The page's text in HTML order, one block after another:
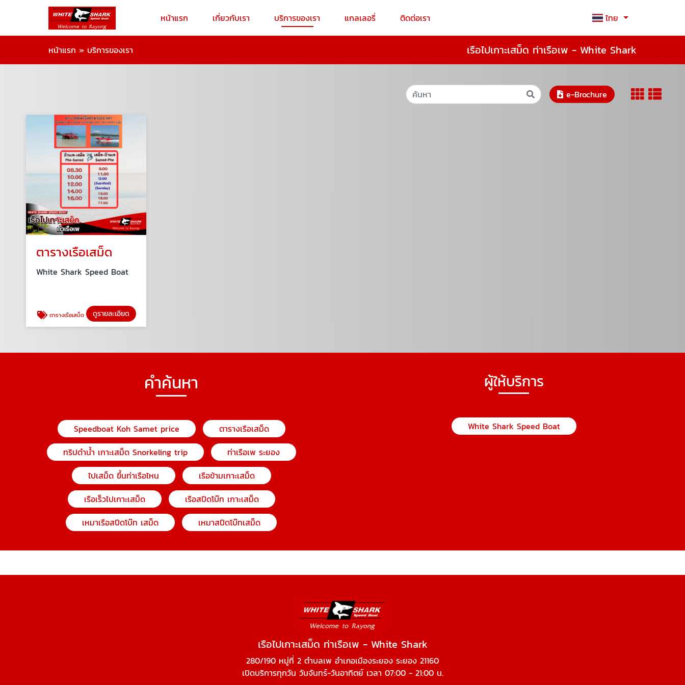
หน้าแรก เกี่ยวกับเรา บริการของเรา แกลเลอรี่ ติดต่อเรา ไทย
หน้าแรก » บริการของเรา เรือไปเกาะเสม็ด ท่าเรือเพ - White Shark
e-Brochure
ตารางเรือเสม็ด
White Shark Speed Boat
ตารางเรือเสม็ด ดูรายละเอียด
คำค้นหา
Speedboat Koh Samet price
ตารางเรือเสม็ด
ทริปดําน้ำ เกาะเสม็ด Snorkeling trip
ท่าเรือเพ ระยอง
ไปเสม็ด ขึ้นท่าเรือไหน
เรือข้ามเกาะเสม็ด
เรือเร็วไปเกาะเสม็ด
เรือสปีดโบ๊ท เกาะเสม็ด
เหมาเรือสปีดโบ๊ท เสม็ด
เหมาสปีดโบ๊ทเสม็ด
ผู้ให้บริการ
White Shark Speed Boat
เรือไปเกาะเสม็ด ท่าเรือเพ - White Shark
280/190 หมู่ที่ 2 ตำบลเพ อำเภอเมืองระยอง ระยอง 21160
เปิดบริการทุกวัน วันจันทร์-วันอาทิตย์ เวลา 07:00 - 21:00 น.